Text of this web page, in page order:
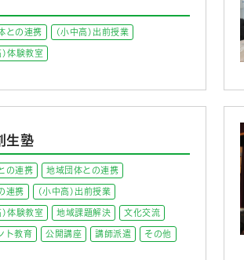
との連携 (小中高)出前授業
)体験教室
生塾
の連携 地域団体との連携
連携 (小中高)出前授業
)体験教室 地域課題解決 文化交流
ト教育 公開講座 講師派遣 その他